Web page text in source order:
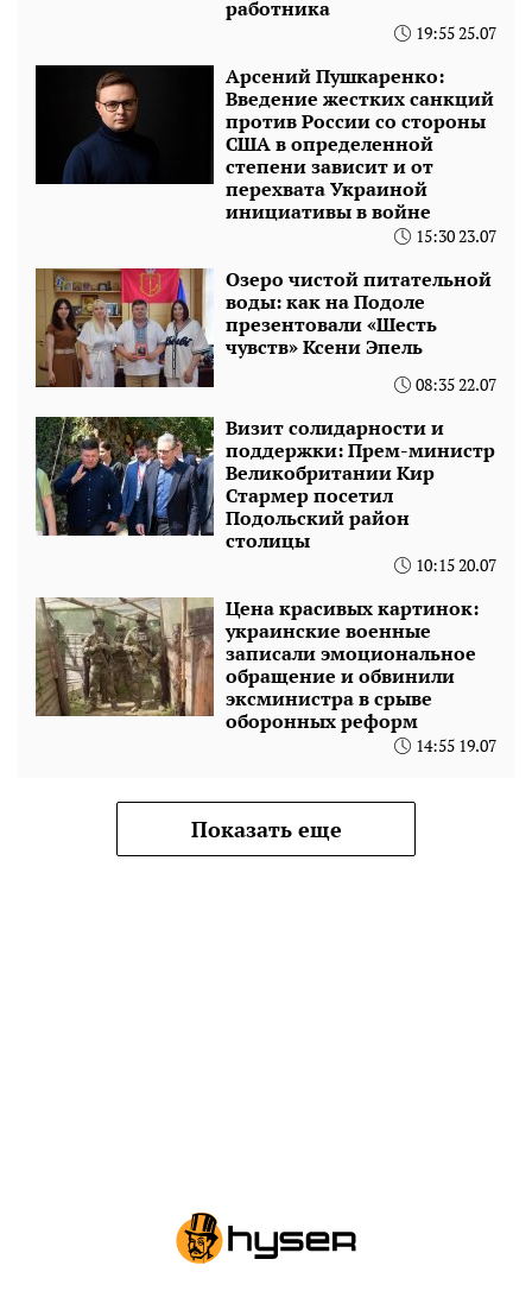
работника
19:55 25.07
Арсений Пушкаренко:
Введение жестких санкций
против России со стороны
США в определенной
степени зависит и от
перехвата Украиной
инициативы в войне
15:30 23.07
Озеро чистой питательной
воды: как на Подоле
презентовали «Шесть
чувств» Ксени Эпель
08:35 22.07
Визит солидарности и
поддержки: Прем-министр
Великобритании Кир
Стармер посетил
Подольский район
столицы
10:15 20.07
Цена красивых картинок:
украинские военные
записали эмоциональное
обращение и обвинили
эксминистра в срыве
оборонных реформ
14:55 19.07
Показать еще